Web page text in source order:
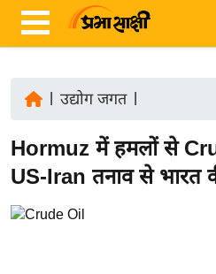
ज़ा
ख
र
उद्योग जगत|
Hormuz में हमलों से
US-Iran तनाव से भारत